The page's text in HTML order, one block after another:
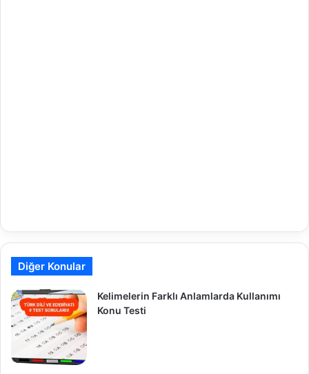
Diğer Konular
Kelimelerin Farklı Anlamlarda Kullanımı
Konu Testi